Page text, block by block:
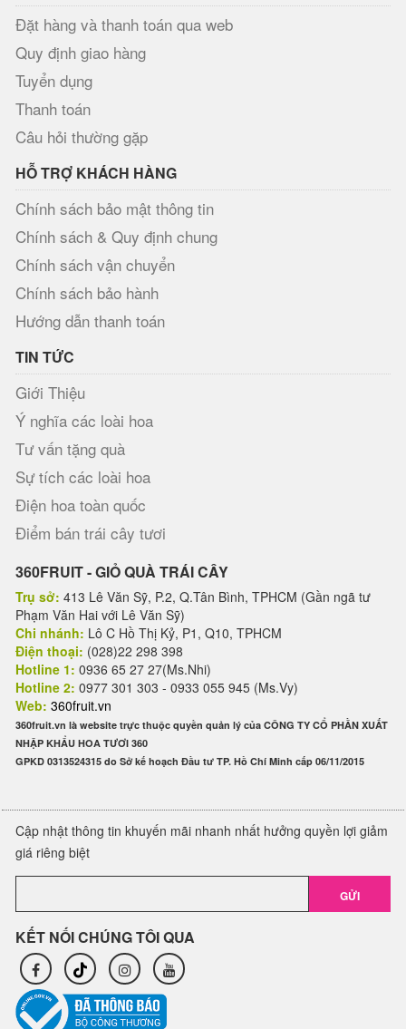
Đặt hàng và thanh toán qua web
Quy định giao hàng
Tuyển dụng
Thanh toán
Câu hỏi thường gặp
HỖ TRỢ KHÁCH HÀNG
Chính sách bảo mật thông tin
Chính sách & Quy định chung
Chính sách vận chuyển
Chính sách bảo hành
Hướng dẫn thanh toán
TIN TỨC
Giới Thiệu
Ý nghĩa các loài hoa
Tư vấn tặng quà
Sự tích các loài hoa
Điện hoa toàn quốc
Điểm bán trái cây tươi
360FRUIT - GIỎ QUÀ TRÁI CÂY
Trụ sở: 413 Lê Văn Sỹ, P.2, Q.Tân Bình, TPHCM (Gần ngã tư
Phạm Văn Hai với Lê Văn Sỹ)
Chi nhánh: Lô C Hồ Thị Kỷ, P1, Q10, TPHCM
Điện thoại: (028)22 298 398
Hotline 1: 0936 65 27 27(Ms.Nhi)
Hotline 2: 0977 301 303 - 0933 055 945 (Ms.Vy)
Web: 360fruit.vn
360fruit.vn là website trực thuộc quyền quản lý của CÔNG TY CỔ PHẦN XUẤT
NHẬP KHẨU HOA TƯƠI 360
GPKD 0313524315 do Sở kế hoạch Đầu tư TP. Hồ Chí Minh cấp 06/11/2015
Cập nhật thông tin khuyến mãi nhanh nhất hưởng quyền lợi giảm
giá riêng biệt
GỬI
KẾT NỐI CHÚNG TÔI QUA